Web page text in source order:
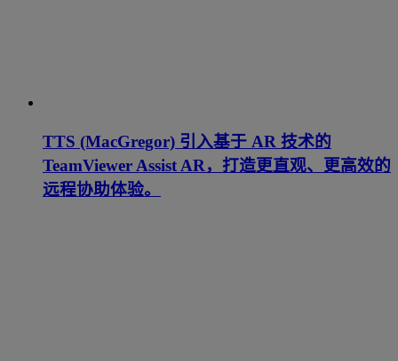
TTS (MacGregor) 引入基于 AR 技术的
TeamViewer Assist AR，打造更直观、更高效的
远程协助体验。